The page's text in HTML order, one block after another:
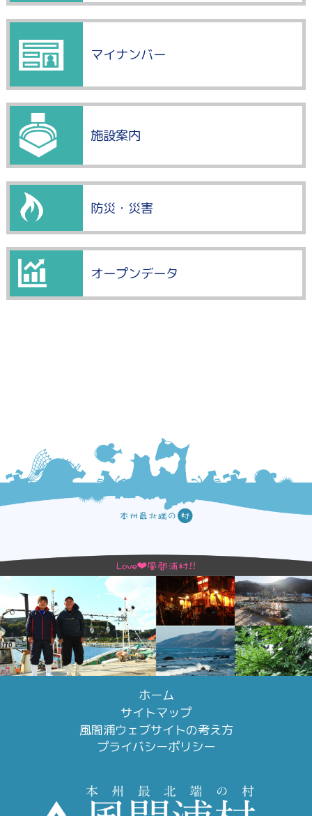
マイナンバー
施設案内
防災・災害
オープンデータ
ホーム
サイトマップ
風間浦ウェブサイトの考え方
プライバシーポリシー